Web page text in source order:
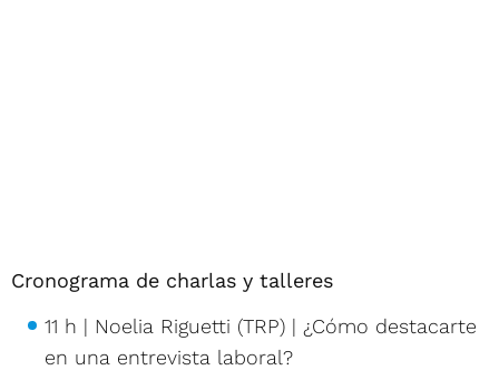
Cronograma de charlas y talleres
11 h | Noelia Riguetti (TRP) | ¿Cómo destacarte
en una entrevista laboral?